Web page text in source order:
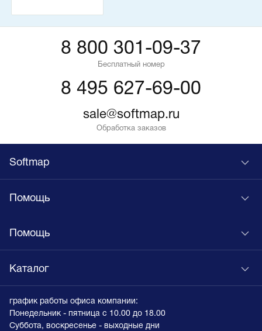
8 800 301-09-37
Бесплатный номер
8 495 627-69-00
sale@softmap.ru
Обработка заказов
Softmap
Помощь
Помощь
Каталог
график работы офиса компании:
Понедельник - пятница с 10.00 до 18.00
Суббота, воскресенье - выходные дни